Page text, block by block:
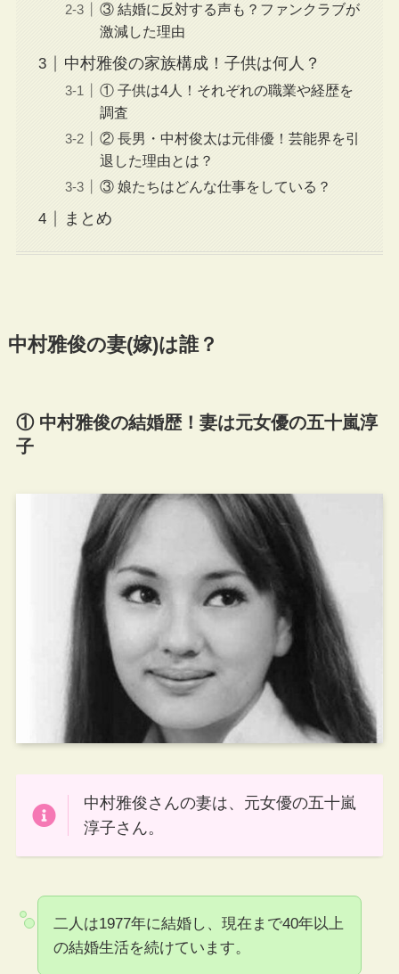
③ 結婚に反対する声も？ファンクラブが
激減した理由
中村雅俊の家族構成！子供は何人？
① 子供は4人！それぞれの職業や経歴を
調査
② 長男・中村俊太は元俳優！芸能界を引
退した理由とは？
③ 娘たちはどんな仕事をしている？
まとめ
中村雅俊の妻(嫁)は誰？
① 中村雅俊の結婚歴！妻は元女優の五十嵐淳
子
中村雅俊さんの妻は、元女優の五十嵐
淳子さん。
二人は1977年に結婚し、現在まで40年以上
の結婚生活を続けています。